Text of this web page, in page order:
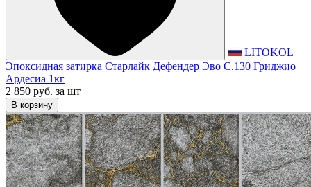
LITOKOL
Эпоксидная затирка Старлайк Дефендер Эво С.130 Гриджио
Ардесиа 1кг
2 850 руб. за шт
В корзину